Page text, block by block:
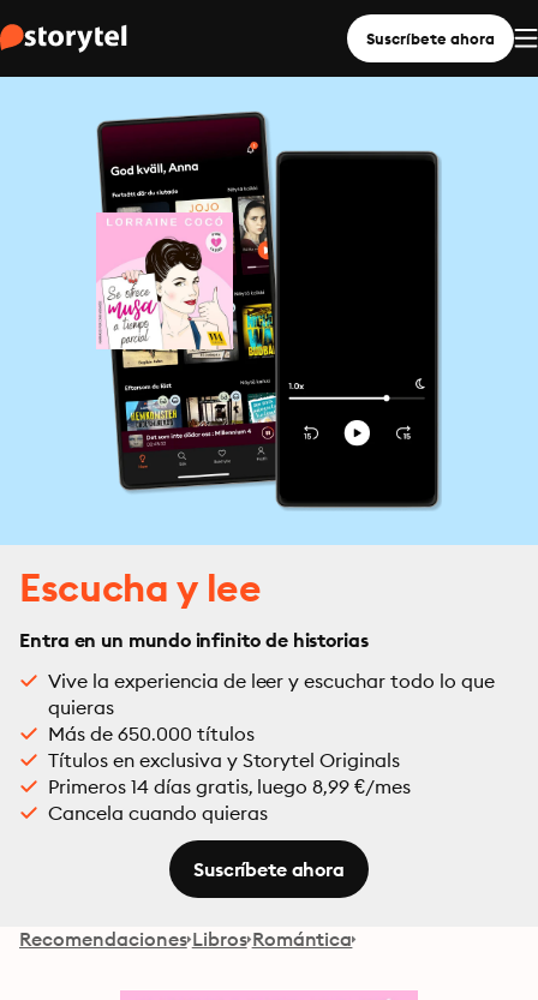
Suscríbete ahora
Escucha y lee
Entra en un mundo infinito de historias
Vive la experiencia de leer y escuchar todo lo que
quieras
Más de 650.000 títulos
Títulos en exclusiva y Storytel Originals
Primeros 14 días gratis, luego 8,99 €/mes
Cancela cuando quieras
Suscríbete ahora
Recomendaciones Libros Romántica